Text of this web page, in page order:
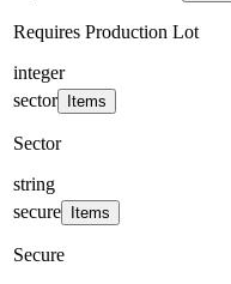
Requires Production Lot
integer
sector
Items
Sector
string
secure
Items
Secure